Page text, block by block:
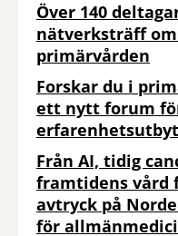
Över 140
nätverksträff
primärvården
Forskar du i
ett nytt forum
Från AI, tidig
framtidens vård
avtryck på
för